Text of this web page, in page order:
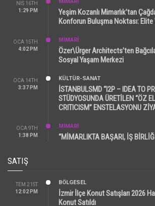
NIS 16TH
1:29 PM
MİMARİ
Yeşim Kozanlı Mimarlık’tan
Konforun Buluşma Noktası: Elite
OCA 15TH
4:02 PM
MİMARİ
Özer\Ürger Architects’ten
Sosyal Yaşam Merkezi
OCA 14TH
3:37 PM
KÜLTÜR-SANAT
İSTANBULSMD “I2P – IDEA TO
STÜDYOSUNDA ÜRETİLEN “ÖZ
CRITICISM” ENSTELASYONU
OCA 9TH
1:38 PM
MİMARİ
“MİMARLIKTA BAŞARI, İŞ
SATIŞ
TEM 21ST
12:02 PM
BÖLGESEL
İzmir İlçe Konut Satışları 2026
Konut Satıldı